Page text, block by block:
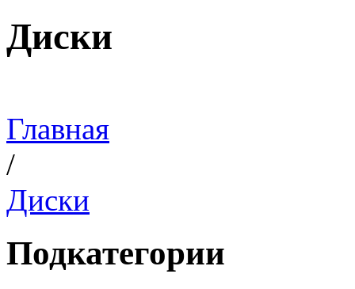
Диски
Главная
/
Диски
Подкатегории